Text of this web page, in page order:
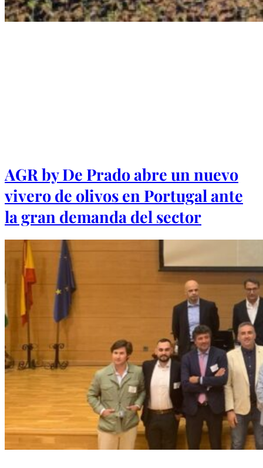
AGR by De Prado abre un nuevo
vivero de olivos en Portugal ante
la gran demanda del sector